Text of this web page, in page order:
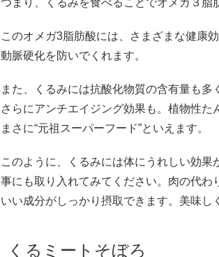
つまり、くるみを食べることでオメガ３脂
このオメガ3脂肪酸には、さまざまな健康
動脈硬化を防いでくれます。
また、くるみには抗酸化物質の含有量も多
さらにアンチエイジング効果も。植物性た
まさに“元祖スーパーフード”といえます。
このように、くるみには体にうれしい効
事にも取り入れてみてください。肉の代
いい成分がしっかり摂取できます。美味し
くるミートそぼろ